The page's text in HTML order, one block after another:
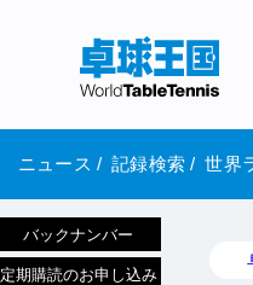
ニュース / 記録検索 / 世界
バックナンバー
定期購読のお申し込み